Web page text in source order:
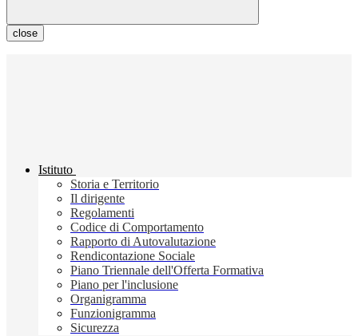
close
Istituto
Storia e Territorio
Il dirigente
Regolamenti
Codice di Comportamento
Rapporto di Autovalutazione
Rendicontazione Sociale
Piano Triennale dell'Offerta Formativa
Piano per l'inclusione
Organigramma
Funzionigramma
Sicurezza